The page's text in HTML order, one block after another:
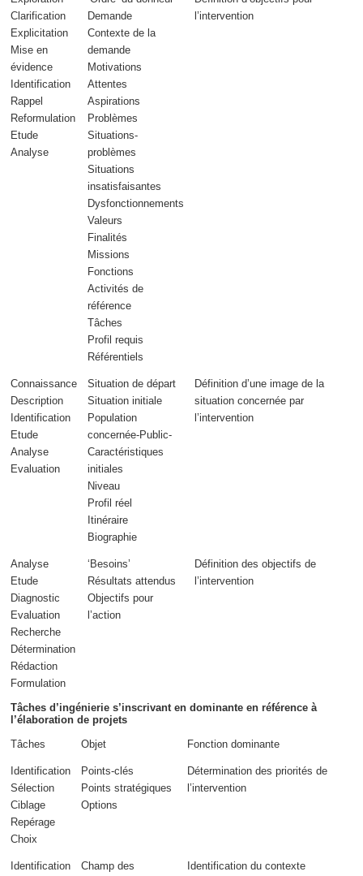
Clarification
Explicitation
Mise en
évidence
Identification
Rappel
Reformulation
Etude
Analyse
Demande
Contexte de la
demande
Motivations
Attentes
Aspirations
Problèmes
Situations-
problèmes
Situations
insatisfaisantes
Dysfonctionnements
Valeurs
Finalités
Missions
Fonctions
Activités de
référence
Tâches
Profil requis
Référentiels
l’intervention
Connaissance
Description
Identification
Etude
Analyse
Evaluation
Situation de départ
Situation initiale
Population
concernée-Public-
Caractéristiques
initiales
Niveau
Profil réel
Itinéraire
Biographie
Définition d’une image de la
situation concernée par
l’intervention
Analyse
Etude
Diagnostic
Evaluation
Recherche
Détermination
Rédaction
Formulation
‘Besoins’
Résultats attendus
Objectifs pour
l’action
Définition des objectifs de
l’intervention
Tâches d’ingénierie s’inscrivant en dominante en référence à
l’élaboration de projets
Tâches
Objet Fonction dominante
Identification
Sélection
Ciblage
Repérage
Choix
Points-clés
Points stratégiques
Options
Détermination des priorités de
l’intervention
Identification
Champ des
Identification du contexte